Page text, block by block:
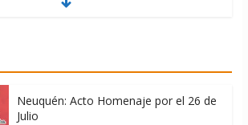
04/08/2026
Neuquén: Acto Homenaje por el 26 de
Julio